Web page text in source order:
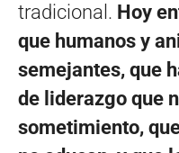
tradicional. Hoy
que humanos y
semejantes, que
de liderazgo que
sometimiento,